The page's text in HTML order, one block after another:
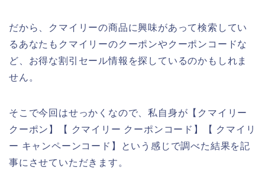
だから、クマイリーの商品に興味があって検索してい
るあなたもクマイリーのクーポンやクーポンコードな
ど、お得な割引セール情報を探しているのかもしれま
せん。
そこで今回はせっかくなので、私自身が【クマイリー
クーポン】【 クマイリー クーポンコード】【 クマイリ
ー キャンペーンコード】という感じで調べた結果を記
事にさせていただきます。